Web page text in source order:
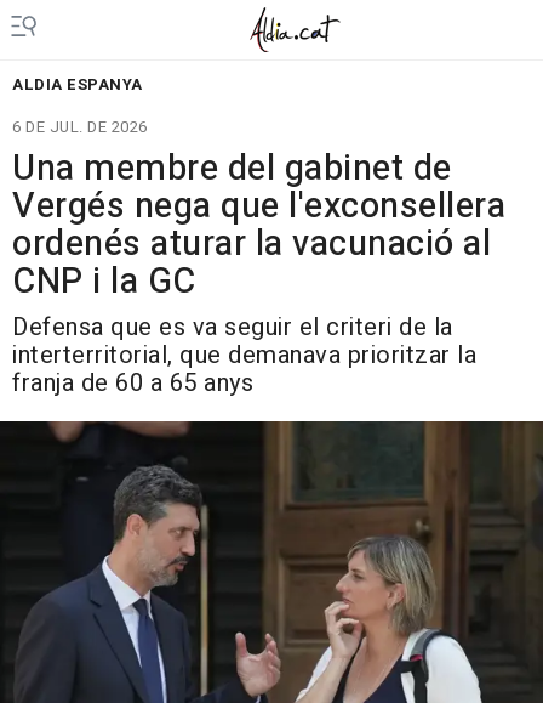
ALDIA ESPANYA
6 DE JUL. DE 2026
Una membre del gabinet de
Vergés nega que l'exconsellera
ordenés aturar la vacunació al
CNP i la GC
Defensa que es va seguir el criteri de la
interterritorial, que demanava prioritzar la
franja de 60 a 65 anys